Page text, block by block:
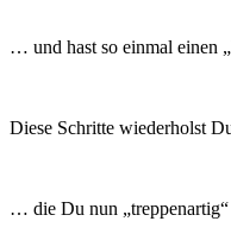
… und hast so einmal einen
Diese Schritte wiederholst
… die Du nun